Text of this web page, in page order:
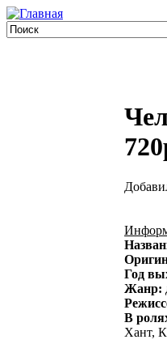
Год
Жанр:
В
Хант,